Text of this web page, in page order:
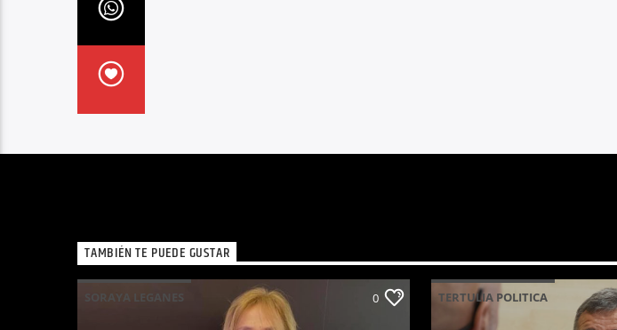
TAMBIÉN TE PUEDE GUSTAR
SORAYA LEGANES 0 TERTULIA POLITICA